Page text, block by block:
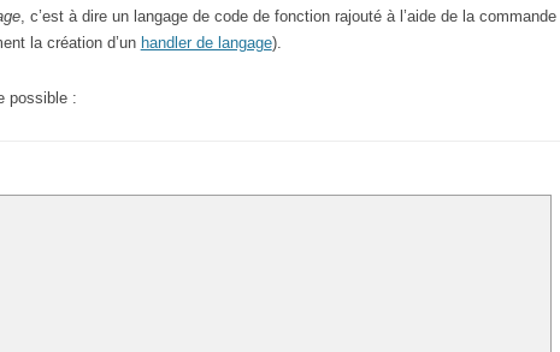
, c’est à dire un langage de code de fonction rajouté à l’aide de la commande
la création d’un handler de langage).
possible :